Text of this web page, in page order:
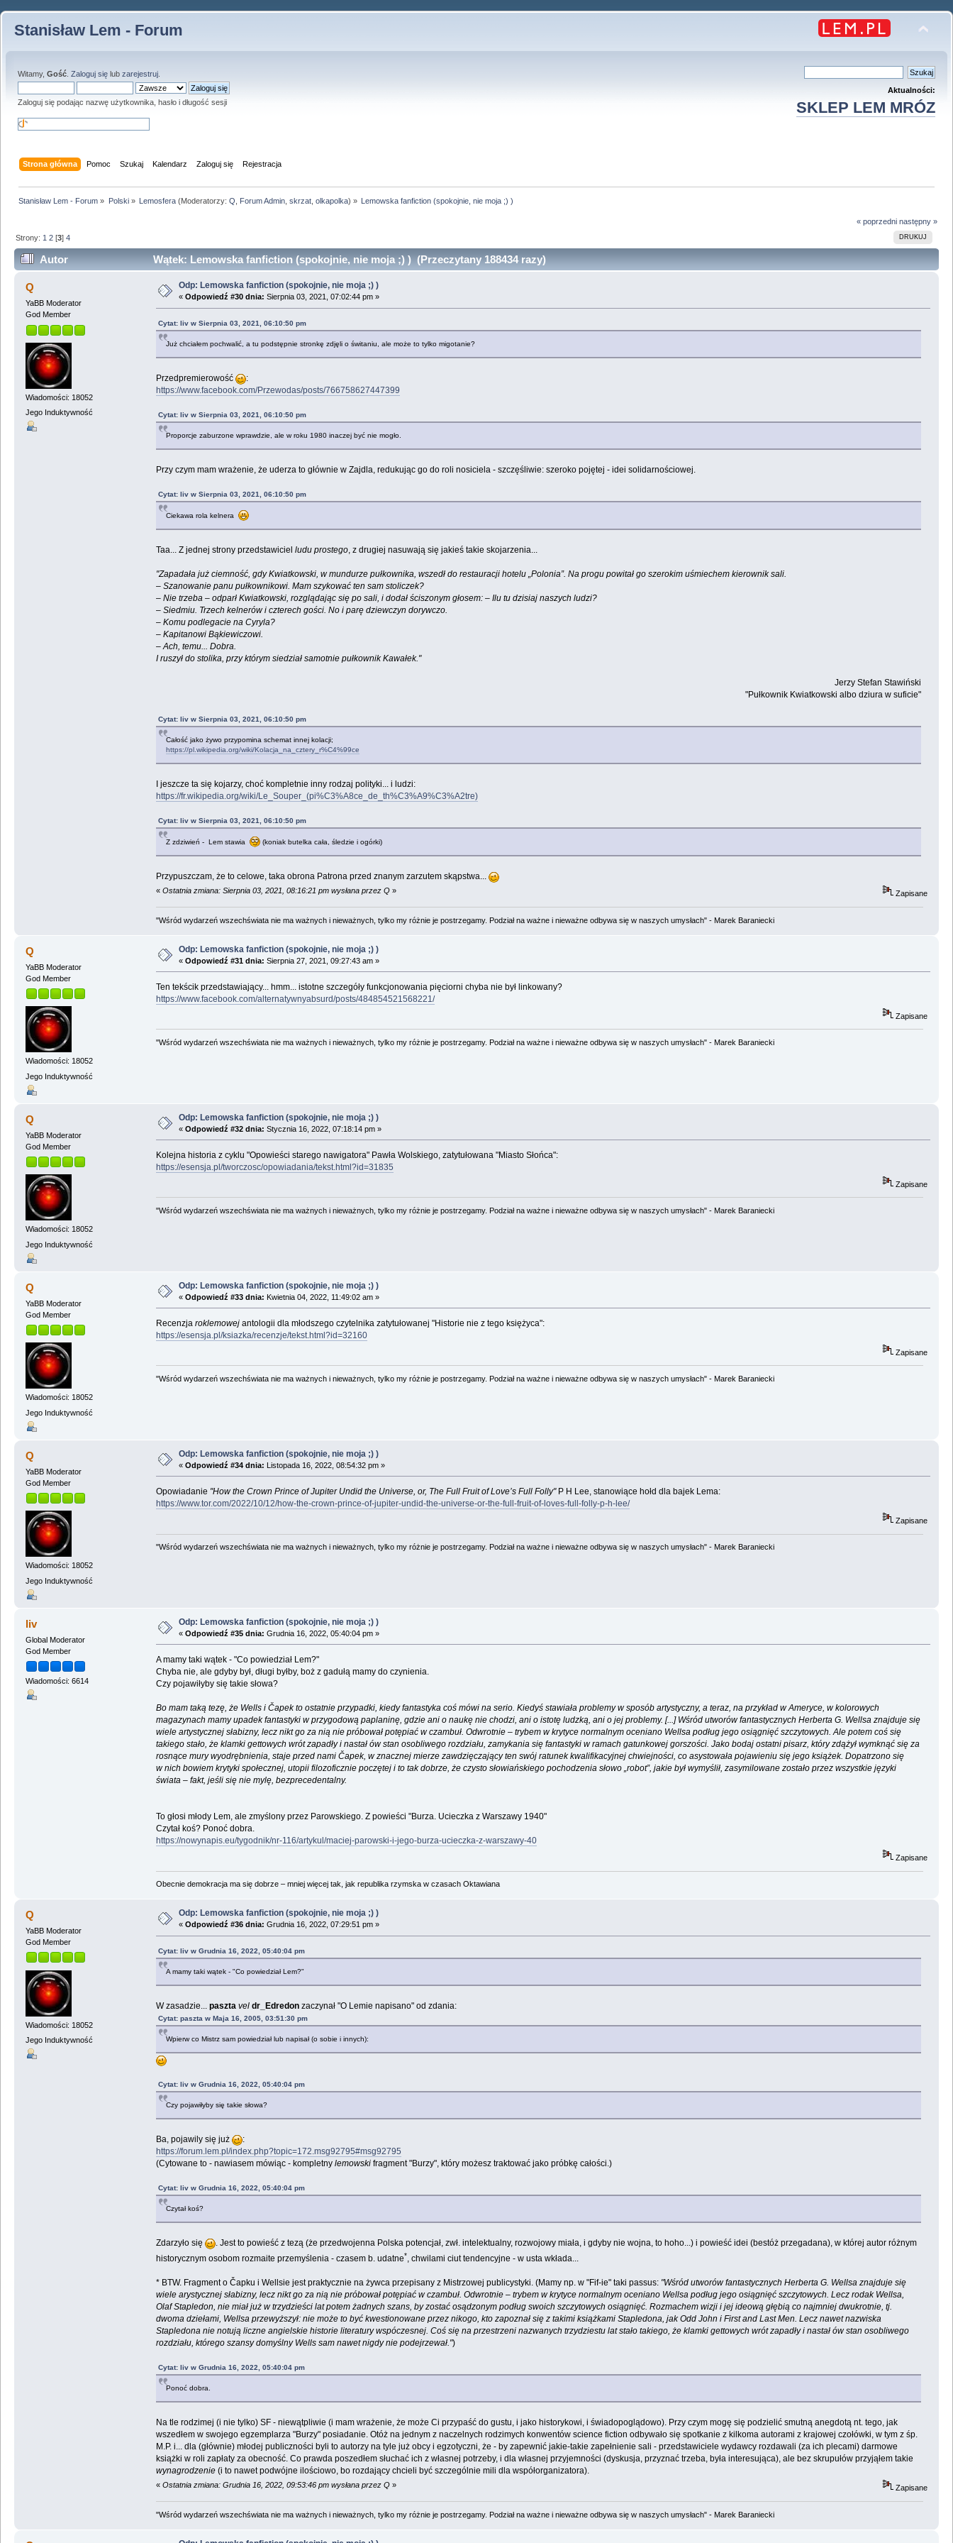
Stanisław Lem - Forum
Witamy, Gość Zaloguj się lub zarejestruj
Zaloguj się podając nazwę użytkownika, hasło i długość sesji
Aktualności:
SKLEP LEM MRÓZ
Strona główna Pomoc Szukaj Kalendarz Zaloguj się Rejestracja
Stanisław Lem - Forum » Polski» Lemosfera(Moderatorzy: Q Forum Admin, skrzat, olkapolka) » Lemowska fanfiction (spokojnie, nie moja ;) )
« poprzedni następny »
DRUKUJ
Strony: 1 2 [3]4
Autor Wątek: Lemowska fanfiction (spokojnie, nie moja ;) ) (Przeczytany 188434 razy)
Q
YaBB Moderator
God Member
Wiadomości: 18052
Jego Induktywność
Odp: Lemowska fanfiction (spokojnie, nie moja ;) )
« Odpowiedź #30 dnia: Sierpnia 03, 2021, 07:02:44 pm »
Cytat: liv w Sierpnia 03, 2021, 06:10:50 pm
Już chciałem pochwalić, a tu podstępnie stronkę zdjęli o świtaniu, ale może to tylko migotanie?
Przedpremierowość
:
https://www.facebook.com/Przewodas/posts/766758627447399
Cytat: liv w Sierpnia 03, 2021, 06:10:50 pm
Proporcje zaburzone wprawdzie, ale w roku 1980 inaczej być nie mogło.
Przy czym mam wrażenie, że uderza to głównie w Zajdla, redukując go do roli nosiciela - szczęśliwie: szeroko pojętej - idei solidarnościowej.
Cytat: liv w Sierpnia 03, 2021, 06:10:50 pm
Ciekawa rola kelnera
Taa... Z jednej strony przedstawiciel ludu prostego, z drugiej nasuwają się jakieś takie skojarzenia...
"Zapadała już ciemność, gdy Kwiatkowski, w mundurze pułkownika, wszedł do restauracji hotelu „Polonia”. Na progu powitał go szerokim uśmiechem kierownik sali.
– Szanowanie panu pułkownikowi. Mam szykować ten sam stoliczek?
– Nie trzeba – odparł Kwiatkowski, rozglądając się po sali, i dodał ściszonym głosem: – Ilu tu dzisiaj naszych ludzi?
– Siedmiu. Trzech kelnerów i czterech gości. No i parę dziewczyn dorywczo.
– Komu podlegacie na Cyryla?
– Kapitanowi Bąkiewiczowi.
– Ach, temu... Dobra.
I ruszył do stolika, przy którym siedział samotnie pułkownik Kawałek."
Jerzy Stefan Stawiński
"Pułkownik Kwiatkowski albo dziura w suficie"
Cytat: liv w Sierpnia 03, 2021, 06:10:50 pm
Całość jako żywo przypomina schemat innej kolacji;
https://pl.wikipedia.org/wiki/Kolacja_na_cztery_r%C4%99ce
I jeszcze ta się kojarzy, choć kompletnie inny rodzaj polityki... i ludzi:
https://fr.wikipedia.org/wiki/Le_Souper_(pi%C3%A8ce_de_th%C3%A9%C3%A2tre)
Cytat: liv w Sierpnia 03, 2021, 06:10:50 pm
Z zdziwień - Lem stawia (koniak butelka cała, śledzie i ogórki)
Przypuszczam, że to celowe, taka obrona Patrona przed znanym zarzutem skąpstwa...
« Ostatnia zmiana: Sierpnia 03, 2021, 08:16:21 pm wysłana przez Q» Zapisane
"Wśród wydarzeń wszechświata nie ma ważnych i nieważnych, tylko my różnie je postrzegamy. Podział na ważne i nieważne odbywa się w naszych umysłach" - Marek Baraniecki
Q
YaBB Moderator
God Member
Wiadomości: 18052
Jego Induktywność
Odp: Lemowska fanfiction (spokojnie, nie moja ;) )
« Odpowiedź #31 dnia: Sierpnia 27, 2021, 09:27:43 am »
Ten tekścik przedstawiający... hmm... istotne szczegóły funkcjonowania pięciorni chyba nie był linkowany?
https://www.facebook.com/alternatywnyabsurd/posts/484854521568221/
Zapisane
"Wśród wydarzeń wszechświata nie ma ważnych i nieważnych, tylko my różnie je postrzegamy. Podział na ważne i nieważne odbywa się w naszych umysłach" - Marek Baraniecki
Q
YaBB Moderator
God Member
Wiadomości: 18052
Jego Induktywność
Odp: Lemowska fanfiction (spokojnie, nie moja ;) )
« Odpowiedź #32 dnia: Stycznia 16, 2022, 07:18:14 pm »
Kolejna historia z cyklu "Opowieści starego nawigatora" Pawła Wolskiego, zatytułowana "Miasto Słońca":
https://esensja.pl/tworczosc/opowiadania/tekst.html?id=31835
Zapisane
"Wśród wydarzeń wszechświata nie ma ważnych i nieważnych, tylko my różnie je postrzegamy. Podział na ważne i nieważne odbywa się w naszych umysłach" - Marek Baraniecki
Q
YaBB Moderator
God Member
Wiadomości: 18052
Jego Induktywność
Odp: Lemowska fanfiction (spokojnie, nie moja ;) )
« Odpowiedź #33 dnia: Kwietnia 04, 2022, 11:49:02 am »
Recenzja roklemowejantologii dla młodszego czytelnika zatytułowanej "Historie nie z tego księżyca":
https://esensja.pl/ksiazka/recenzje/tekst.html?id=32160
Zapisane
"Wśród wydarzeń wszechświata nie ma ważnych i nieważnych, tylko my różnie je postrzegamy. Podział na ważne i nieważne odbywa się w naszych umysłach" - Marek Baraniecki
Q
YaBB Moderator
God Member
Wiadomości: 18052
Jego Induktywność
Odp: Lemowska fanfiction (spokojnie, nie moja ;) )
« Odpowiedź #34 dnia: Listopada 16, 2022, 08:54:32 pm »
Opowiadanie "How the Crown Prince of Jupiter Undid the Universe, or, The Full Fruit of Love’s Full Folly"P H Lee, stanowiące hołd dla bajek Lema:
https://www.tor.com/2022/10/12/how-the-crown-prince-of-jupiter-undid-the-universe-or-the-full-fruit-of-loves-full-folly-p-h-lee/
Zapisane
"Wśród wydarzeń wszechświata nie ma ważnych i nieważnych, tylko my różnie je postrzegamy. Podział na ważne i nieważne odbywa się w naszych umysłach" - Marek Baraniecki
liv
Global Moderator
God Member
Wiadomości: 6614
Odp: Lemowska fanfiction (spokojnie, nie moja ;) )
« Odpowiedź #35 dnia: Grudnia 16, 2022, 05:40:04 pm »
A mamy taki wątek - "Co powiedział Lem?"
Chyba nie, ale gdyby był, długi byłby, boż z gadułą mamy do czynienia.
Czy pojawiłyby się takie słowa?
Bo mam taką tezę, że Wells i Čapek to ostatnie przypadki, kiedy fantastyka coś mówi na serio. Kiedyś stawiała problemy w sposób artystyczny, a teraz, na przykład w Ameryce, w kolorowych
magazynach mamy upadek fantastyki w przygodową paplaninę, gdzie ani o naukę nie chodzi, ani o istotę ludzką, ani o jej problemy. [...] Wśród utworów fantastycznych Herberta G. Wellsa znajduje się
wiele artystycznej słabizny, lecz nikt go za nią nie próbował potępiać w czambuł. Odwrotnie – trybem w krytyce normalnym oceniano Wellsa podług jego osiągnięć szczytowych. Ale potem coś się
takiego stało, że klamki gettowych wrót zapadły i nastał ów stan osobliwego rozdziału, zamykania się fantastyki w ramach gatunkowej gorszości. Jako bodaj ostatni pisarz, który zdążył wymknąć się za
rosnące mury wyodrębnienia, staje przed nami Čapek, w znacznej mierze zawdzięczający ten swój ratunek kwalifikacyjnej chwiejności, co asystowała pojawieniu się jego książek. Dopatrzono się
w nich bowiem krytyki społecznej, utopii filozoficznie poczętej i to tak dobrze, że czysto słowiańskiego pochodzenia słowo „robot”, jakie był wymyślił, zasymilowane zostało przez wszystkie języki
świata – fakt, jeśli się nie mylę, bezprecedentalny.
To głosi młody Lem, ale zmyślony przez Parowskiego. Z powieści "Burza. Ucieczka z Warszawy 1940"
Czytał koś? Ponoć dobra.
https://nowynapis.eu/tygodnik/nr-116/artykul/maciej-parowski-i-jego-burza-ucieczka-z-warszawy-40
Zapisane
Obecnie demokracja ma się dobrze – mniej więcej tak, jak republika rzymska w czasach Oktawiana
Q
YaBB Moderator
God Member
Wiadomości: 18052
Jego Induktywność
Odp: Lemowska fanfiction (spokojnie, nie moja ;) )
« Odpowiedź #36 dnia: Grudnia 16, 2022, 07:29:51 pm »
Cytat: liv w Grudnia 16, 2022, 05:40:04 pm
A mamy taki wątek - "Co powiedział Lem?"
W zasadzie... paszta vel dr_Edredonzaczynał "O Lemie napisano" od zdania:
Cytat: paszta w Maja 16, 2005, 03:51:30 pm
Wpierw co Mistrz sam powiedział lub napisał (o sobie i innych):
Cytat: liv w Grudnia 16, 2022, 05:40:04 pm
Czy pojawiłyby się takie słowa?
Ba, pojawily się już
:
https://forum.lem.pl/index.php?topic=172.msg92795#msg92795
(Cytowane to - nawiasem mówiąc - kompletny lemowskifragment "Burzy", który możesz traktować jako próbkę całości.)
Cytat: liv w Grudnia 16, 2022, 05:40:04 pm
Czytał koś?
Zdarzyło się
. Jest to powieść z tezą (że przedwojenna Polska potencjał, zwł. intelektualny, rozwojowy miała, i gdyby nie wojna, to hoho...) i powieść idei (bestóż przegadana), w której autor różnym
historycznym osobom rozmaite przemyślenia - czasem b. udatne*, chwilami ciut tendencyjne - w usta wkłada...
* BTW. Fragment o Čapku i Wellsie jest praktycznie na żywca przepisany z Mistrzowej publicystyki. (Mamy np. w "Fif-ie" taki passus: "Wśród utworów fantastycznych Herberta G. Wellsa znajduje się
wiele arystycznej słabizny, lecz nikt go za nią nie próbował potępiać w czambuł. Odwrotnie – trybem w krytyce normalnym oceniano Wellsa podług jego osiągnięć szczytowych. Lecz rodak Wellsa,
Olaf Stapledon, nie miał już w trzydzieści lat potem żadnych szans, by zostać osądzonym podług swoich szczytowych osiągnięć. Rozmachem wizji i jej ideową głębią co najmniej dwukrotnie, tj.
dwoma dziełami, Wellsa przewyższył: nie może to być kwestionowane przez nikogo, kto zapoznał się z takimi książkami Stapledona, jak Odd John i First and Last Men. Lecz nawet nazwiska
Stapledona nie notują liczne angielskie historie literatury wspóczesnej. Coś się na przestrzeni nazwanych trzydziestu lat stało takiego, że klamki gettowych wrót zapadły i nastał ów stan osobliwego
rozdziału, którego szansy domyślny Wells sam nawet nigdy nie podejrzewał.")
Cytat: liv w Grudnia 16, 2022, 05:40:04 pm
Ponoć dobra.
Na tle rodzimej (i nie tylko) SF - niewątpliwie (i mam wrażenie, że może Ci przypaść do gustu, i jako historykowi, i świadopoglądowo). Przy czym mogę się podzielić smutną anegdotą nt. tego, jak
wszedłem w swojego egzemplarza "Burzy" posiadanie. Otóż na jednym z naczelnych rodzimych konwentów science fiction odbywało się spotkanie z kilkoma autorami z krajowej czołówki, w tym z śp.
M.P. i... dla (głównie) młodej publiczności byli to autorzy na tyle już obcy i egzotyczni, że - by zapewnić jakie-takie zapełnienie sali - przedstawiciele wydawcy rozdawali (za ich plecami) darmowe
książki w roli zapłaty za obecność. Co prawda poszedłem słuchać ich z własnej potrzeby, i dla własnej przyjemności (dyskusja, przyznać trzeba, była interesująca), ale bez skrupułów przyjąłem takie
wynagrodzenie(i to nawet podwójne ilościowo, bo rozdający chcieli być szczególnie mili dla współorganizatora).
« Ostatnia zmiana: Grudnia 16, 2022, 09:53:46 pm wysłana przez Q» Zapisane
"Wśród wydarzeń wszechświata nie ma ważnych i nieważnych, tylko my różnie je postrzegamy. Podział na ważne i nieważne odbywa się w naszych umysłach" - Marek Baraniecki